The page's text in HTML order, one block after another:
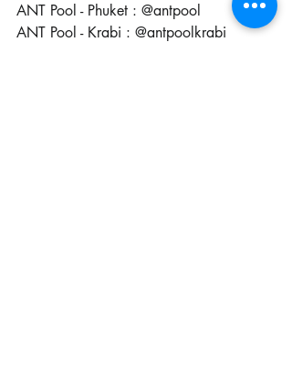
ANT Pool - Phuket : @antpool
ANT Pool - Krabi : @antpoolkrabi